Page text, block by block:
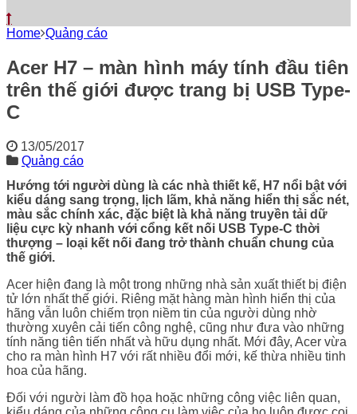
Home Quảng cáo
Acer H7 – màn hình máy tính đầu tiên
trên thế giới được trang bị USB Type-
C
13/05/2017
Quảng cáo
Hướng tới người dùng là các nhà thiết kế, H7 nổi bật với
kiểu dáng sang trọng, lịch lãm, khả năng hiển thị sắc nét,
màu sắc chính xác, đặc biệt là khả năng truyền tải dữ
liệu cực kỳ nhanh với cổng kết nối USB Type-C thời
thượng – loại kết nối đang trở thành chuẩn chung của
thế giới.
Acer hiện đang là một trong những nhà sản xuất thiết bị điện
tử lớn nhất thế giới. Riêng mặt hàng màn hình hiển thị của
hãng vẫn luôn chiếm trọn niềm tin của người dùng nhờ
thường xuyên cải tiến công nghệ, cũng như đưa vào những
tính năng tiên tiến nhất và hữu dụng nhất. Mới đây, Acer vừa
cho ra màn hình H7 với rất nhiều đổi mới, kế thừa nhiều tinh
hoa của hãng.
Đối với người làm đồ họa hoặc những công việc liên quan,